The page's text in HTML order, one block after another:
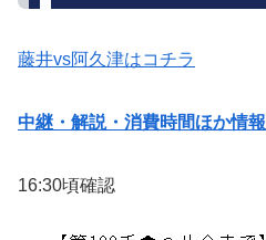
藤井vs阿久津はコチラ
中継・解説・消費時間ほか情報
16:30頃確認